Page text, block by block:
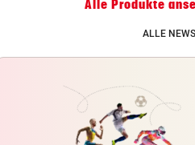
Alle Produkte
ALLE